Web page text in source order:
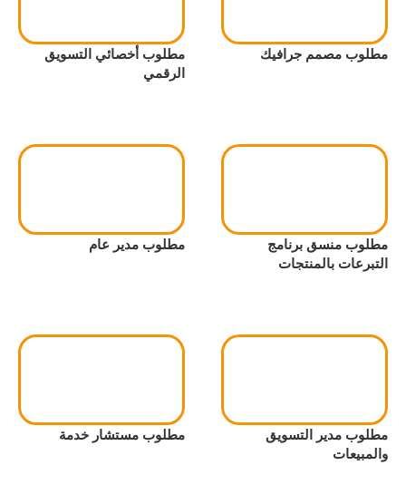
مطلوب مصمم جرافيك
مطلوب أخصائي التسويق
الرقمي
مطلوب منسق برنامج
التبرعات بالمنتجات
مطلوب مدير عام
مطلوب مدير التسويق
والمبيعات
مطلوب مستشار خدمة